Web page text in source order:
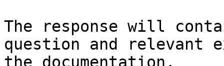
The response will
question and relevant
the documentation.